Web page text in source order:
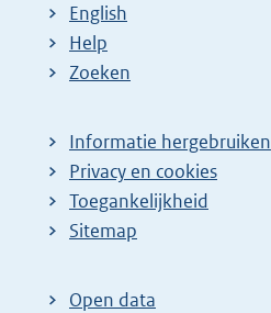
English
Help
Zoeken
Informatie hergebruiken
Privacy en cookies
Toegankelijkheid
Sitemap
Open data